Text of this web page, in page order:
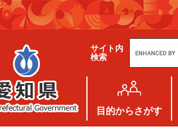
サイト内
検索
g
e
カ
タ
ム
検
目的からさがす